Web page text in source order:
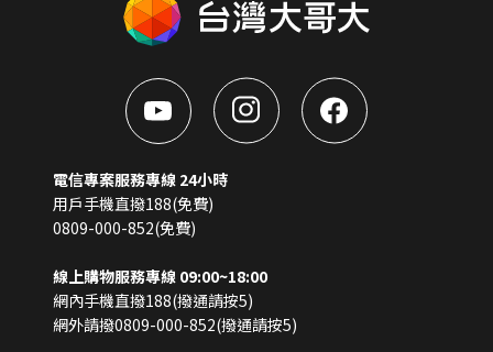
電信專案服務專線 24小時
用戶手機直撥188(免費)
0809-000-852(免費)
線上購物服務專線 09:00~18:00
網內手機直撥188(撥通請按5)
網外請撥0809-000-852(撥通請按5)